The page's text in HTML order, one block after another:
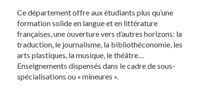
Ce département offre aux étudiants plus qu’une
formation solide en langue et en littérature
françaises, une ouverture vers d’autres horizons: la
traduction, le journalisme, la bibliothéconomie, les
arts plastiques, la musique, le théâtre…
Enseignements dispensés dans le cadre de sous-
spécialisations ou « mineures ».